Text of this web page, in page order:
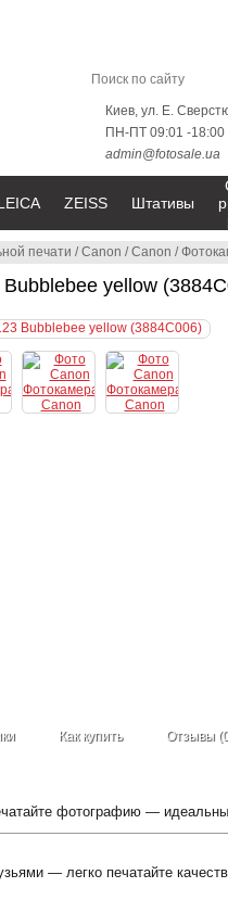
печати /Canon /Canon /
yellow
Как купить Отзывы
фотографию —
— легко печатайте
Киев, ул. Е.
ПН-ПТ 09:01 -18:00
admin@fotosale.ua
ZEISS Штативы